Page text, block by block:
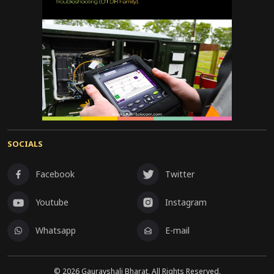
SOCIALS
Facebook Twitter
Youtube Instagram
Whatsapp E-mail
© 2026Gauravshali Bharat, All Rights Reserved.